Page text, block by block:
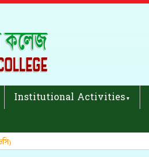
Institutional Activities